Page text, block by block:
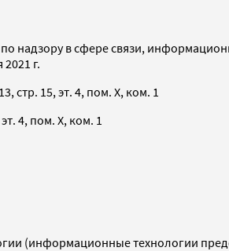
надзору в сфере связи,
г.
стр. 15, эт. 4, пом. X, ком. 1
4, пом. X, ком. 1
(информационные технологии